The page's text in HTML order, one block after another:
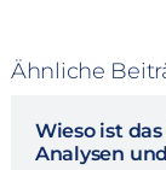
Ähnliche
Wieso ist
Analysen